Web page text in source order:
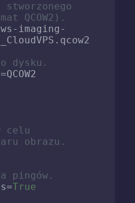
QCOW2).
imaging-
dysku.
=QCOW2
celu
obrazu.
pingów.
=True